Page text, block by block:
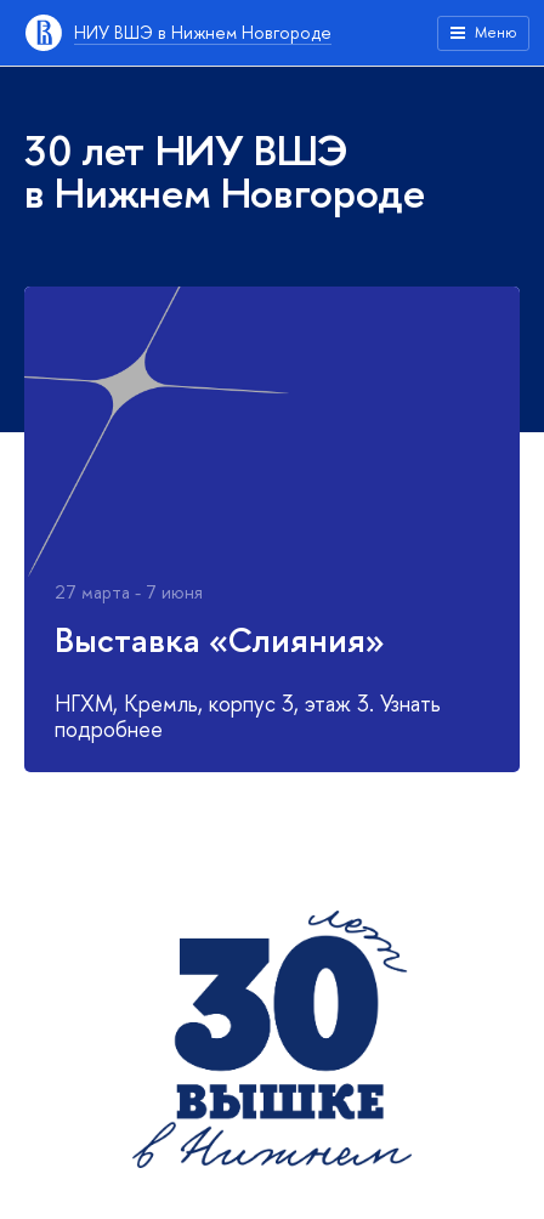
НИУ ВШЭ в Нижнем Новгороде Меню
30 лет НИУ ВШЭ
в Нижнем Новгороде
27 марта - 7 июня
Выставка «Слияния»
НГХМ, Кремль, корпус 3, этаж 3. Узнать
подробнее